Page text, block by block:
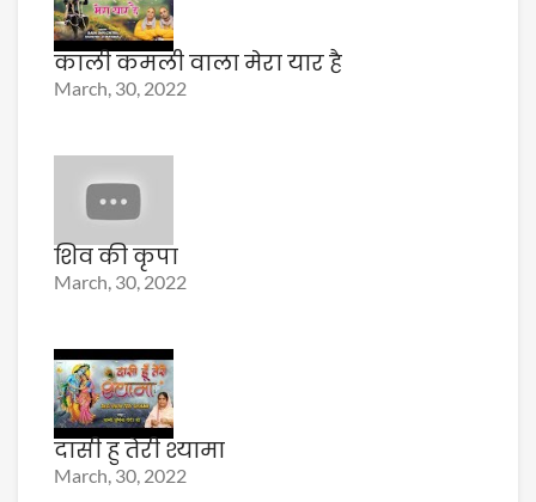
काली कमली वाला मेरा यार है
March, 30, 2022
शिव की कृपा
March, 30, 2022
दासी हु तेरी श्यामा
March, 30, 2022